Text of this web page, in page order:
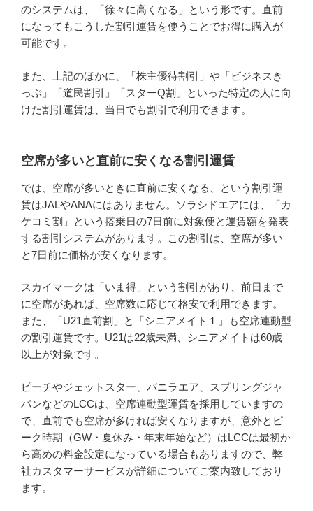
のシステムは、「徐々に高くなる」という形です。直前
になってもこうした割引運賃を使うことでお得に購入が
可能です。
また、上記のほかに、「株主優待割引」や「ビジネスき
っぷ」「道民割引」「スターQ割」といった特定の人に向
けた割引運賃は、当日でも割引で利用できます。
空席が多いと直前に安くなる割引運賃
では、空席が多いときに直前に安くなる、という割引運
賃はJALやANAにはありません。ソラシドエアには、「カ
ケコミ割」という搭乗日の7日前に対象便と運賃額を発表
する割引システムがあります。この割引は、空席が多い
と7日前に価格が安くなります。
スカイマークは「いま得」という割引があり、前日まで
に空席があれば、空席数に応じて格安で利用できます。
また、「U21直前割」と「シニアメイト１」も空席連動型
の割引運賃です。U21は22歳未満、シニアメイトは60歳
以上が対象です。
ピーチやジェットスター、バニラエア、スプリングジャ
パンなどのLCCは、空席連動型運賃を採用していますの
で、直前でも空席が多ければ安くなりますが、意外とピ
ーク時期（GW・夏休み・年末年始など）はLCCは最初か
ら高めの料金設定になっている場合もありますので、弊
社カスタマーサービスが詳細についてご案内致しており
ます。